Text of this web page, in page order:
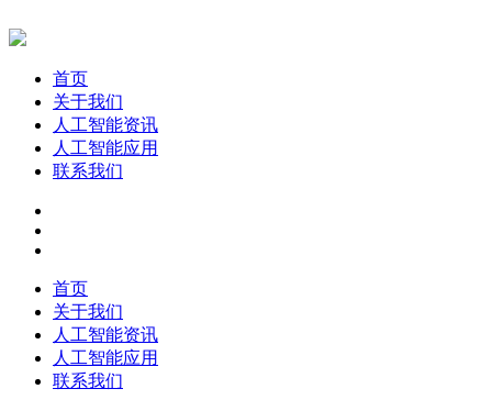
首页
关于我们
人工智能资讯
人工智能应用
联系我们
首页
关于我们
人工智能资讯
人工智能应用
联系我们